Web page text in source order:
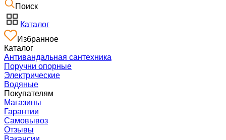
Поиск
Каталог
Избранное
Каталог
Антивандальная сантехника
Поручни опорные
Электрические
Водяные
Покупателям
Магазины
Гарантии
Самовывоз
Отзывы